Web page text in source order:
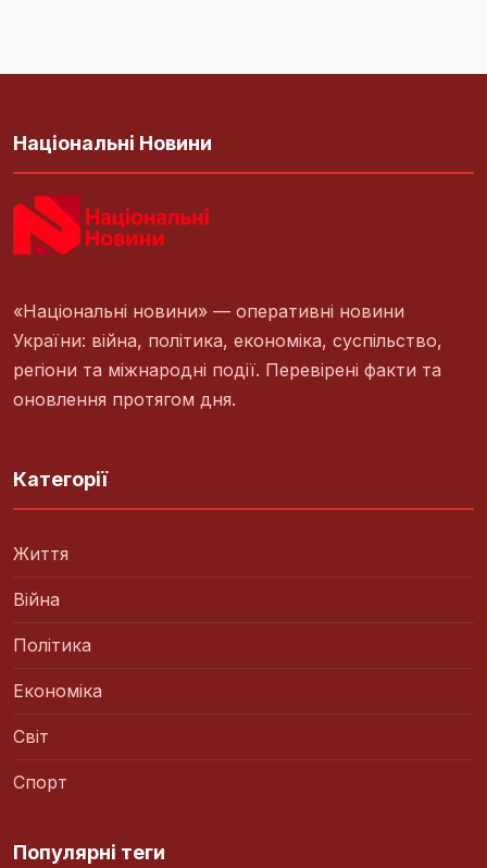
Національні Новини
«Національні новини» — оперативні новини
України: війна, політика, економіка, суспільство,
регіони та міжнародні події. Перевірені факти та
оновлення протягом дня.
Категорії
Життя
Війна
Політика
Економіка
Світ
Спорт
Популярні теги